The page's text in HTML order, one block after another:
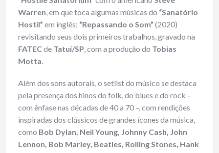
Warren, em que toca algumas músicas do “Sanatório
Hostil” em inglês; “Repassando o Som” (2020)
revisitando seus dois primeiros trabalhos, gravado na
FATECde Tatuí/SP, com a produção do Tobias
Motta.
Além dos sons autorais, o setlist do músico se destaca
pela presença dos hinos do folk, do blues e do rock –
com ênfase nas décadas de 40 a 70 –, com rendições
inspiradas dos clássicos de grandes ícones da música,
como Bob Dylan, Neil Young, Johnny Cash, John
Lennon, Bob Marley, Beatles, Rolling Stones, Hank